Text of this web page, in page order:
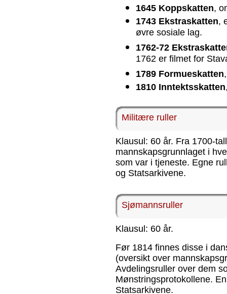
1645 Koppskatten,
1743 Ekstraskatten,
øvre sosiale lag.
1762-72
1762 er filmet for
1789 Formueskatten
1810 Inntektsskatten
Militære ruller
Klausul: 60 år. Fra 1700-
mannskapsgrunnlaget i
som var i tjeneste. Egne
og Statsarkivene.
Sjømannsruller
Klausul: 60 år.
Før 1814 finnes disse i
(oversikt over
Avdelingsruller over dem
Mønstringsprotokollene.
Statsarkivene.